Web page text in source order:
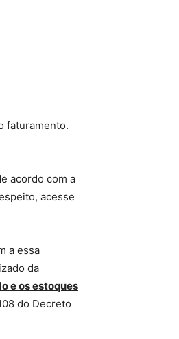
faturamento.
acordo com a
acesse
a essa
da
e os estoques
do Decreto